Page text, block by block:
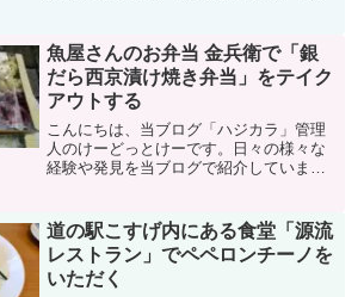
は、中央自動車道の諏訪湖サービスエリ
アで「信州味噌らーめん」を食...
魚屋さんのお弁当 金兵衛で「銀
だら西京漬け焼き弁当」をテイク
アウトする
こんにちは、当ブログ「ハジカラ」管理
人のけーどっとけーです。日々の様々な
経験や発見を当ブログで紹介していま
いものを食べるのも好きなので、気にな
るお店に行ったりテイクアウ...
道の駅こすげ内にある食堂「源流
レストラン」でペペロンチーノを
いただく